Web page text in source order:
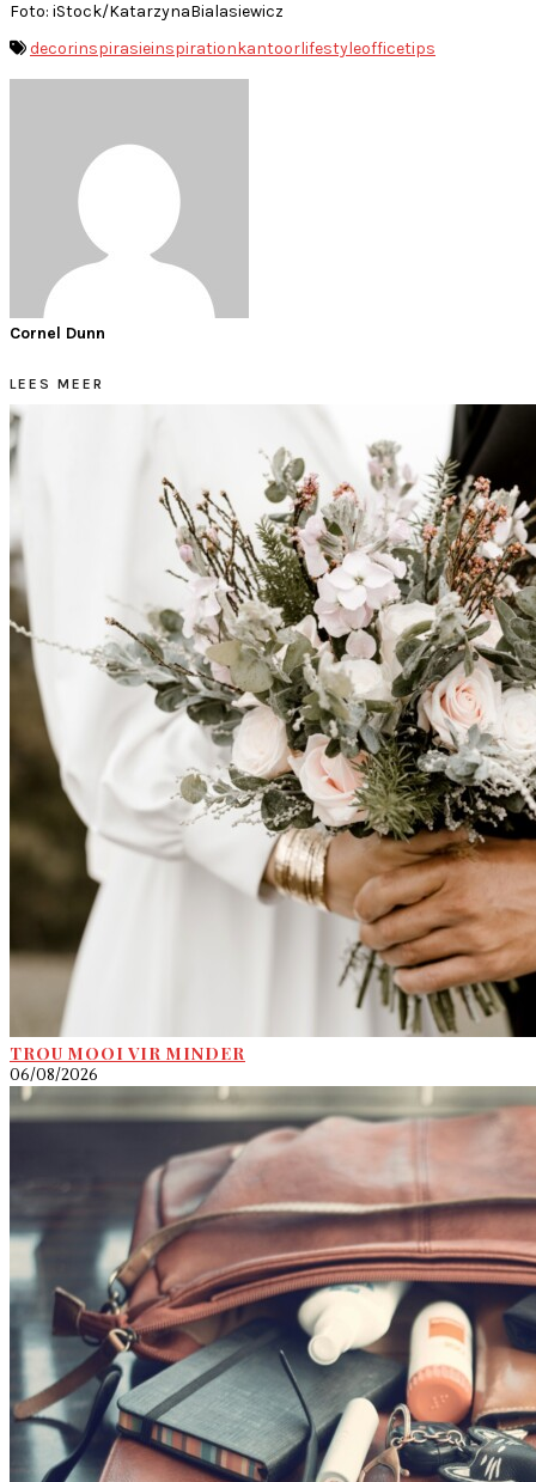
Foto: iStock/KatarzynaBialasiewicz
decorinspirasieinspirationkantoorlifestyleofficetips
Cornel Dunn
LEES MEER
TROU MOOI VIR MINDER
06/08/2026